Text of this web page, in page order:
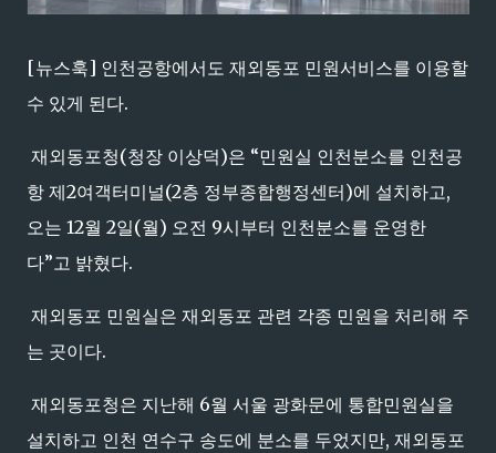
[뉴스훅] 인천공항에서도 재외동포 민원서비스를 이용할
수 있게 된다.
재외동포청(청장 이상덕)은 “민원실 인천분소를 인천공
항 제2여객터미널(2층 정부종합행정센터)에 설치하고,
오는 12월 2일(월) 오전 9시부터 인천분소를 운영한
다”고 밝혔다.
재외동포 민원실은 재외동포 관련 각종 민원을 처리해 주
는 곳이다.
재외동포청은 지난해 6월 서울 광화문에 통합민원실을
설치하고 인천 연수구 송도에 분소를 두었지만, 재외동포